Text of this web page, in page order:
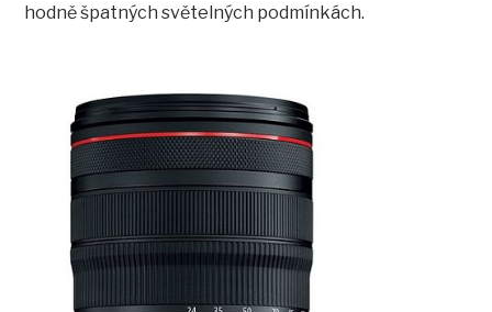
hodně špatných světelných podmínkách.